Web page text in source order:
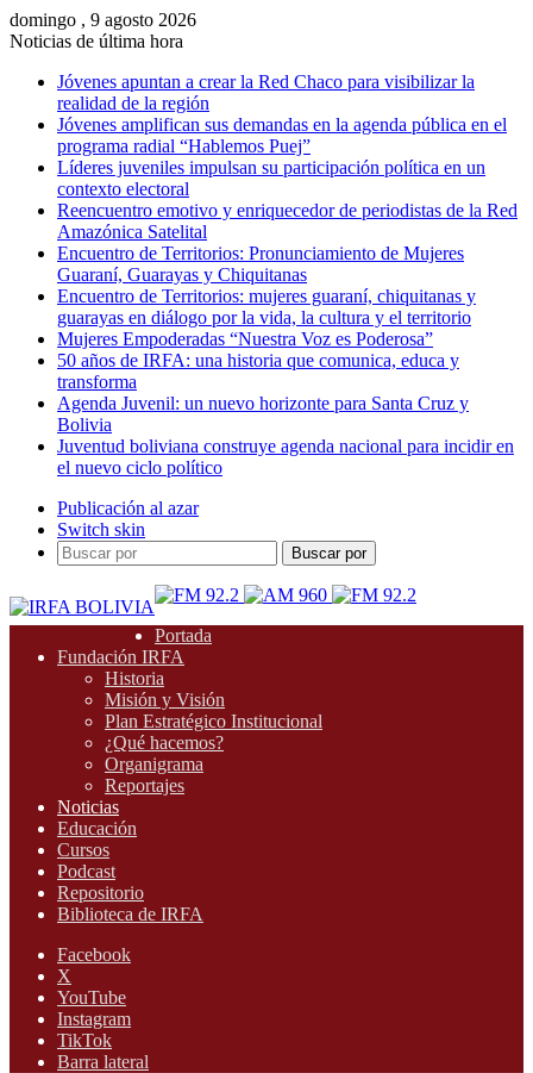
domingo , 9 agosto 2026
Noticias de última hora
Jóvenes apuntan a crear la Red Chaco para visibilizar la
realidad de la región
Jóvenes amplifican sus demandas en la agenda pública en el
programa radial “Hablemos Puej”
Líderes juveniles impulsan su participación política en un
contexto electoral
Reencuentro emotivo y enriquecedor de periodistas de la Red
Amazónica Satelital
Encuentro de Territorios: Pronunciamiento de Mujeres
Guaraní, Guarayas y Chiquitanas
Encuentro de Territorios: mujeres guaraní, chiquitanas y
guarayas en diálogo por la vida, la cultura y el territorio
Mujeres Empoderadas “Nuestra Voz es Poderosa”
50 años de IRFA: una historia que comunica, educa y
transforma
Agenda Juvenil: un nuevo horizonte para Santa Cruz y
Bolivia
Juventud boliviana construye agenda nacional para incidir en
el nuevo ciclo político
Publicación al azar
Switch skin
Buscar por
Portada
Fundación IRFA
Historia
Misión y Visión
Plan Estratégico Institucional
¿Qué hacemos?
Organigrama
Reportajes
Noticias
Educación
Cursos
Podcast
Repositorio
Biblioteca de IRFA
Facebook
X
YouTube
Instagram
TikTok
Barra lateral